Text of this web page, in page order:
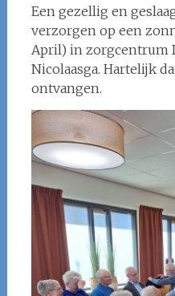
Een gezellig en
verzorgen op een
April) in zorgcentrum
Nicolaasga. Hartelijk
ontvangen.